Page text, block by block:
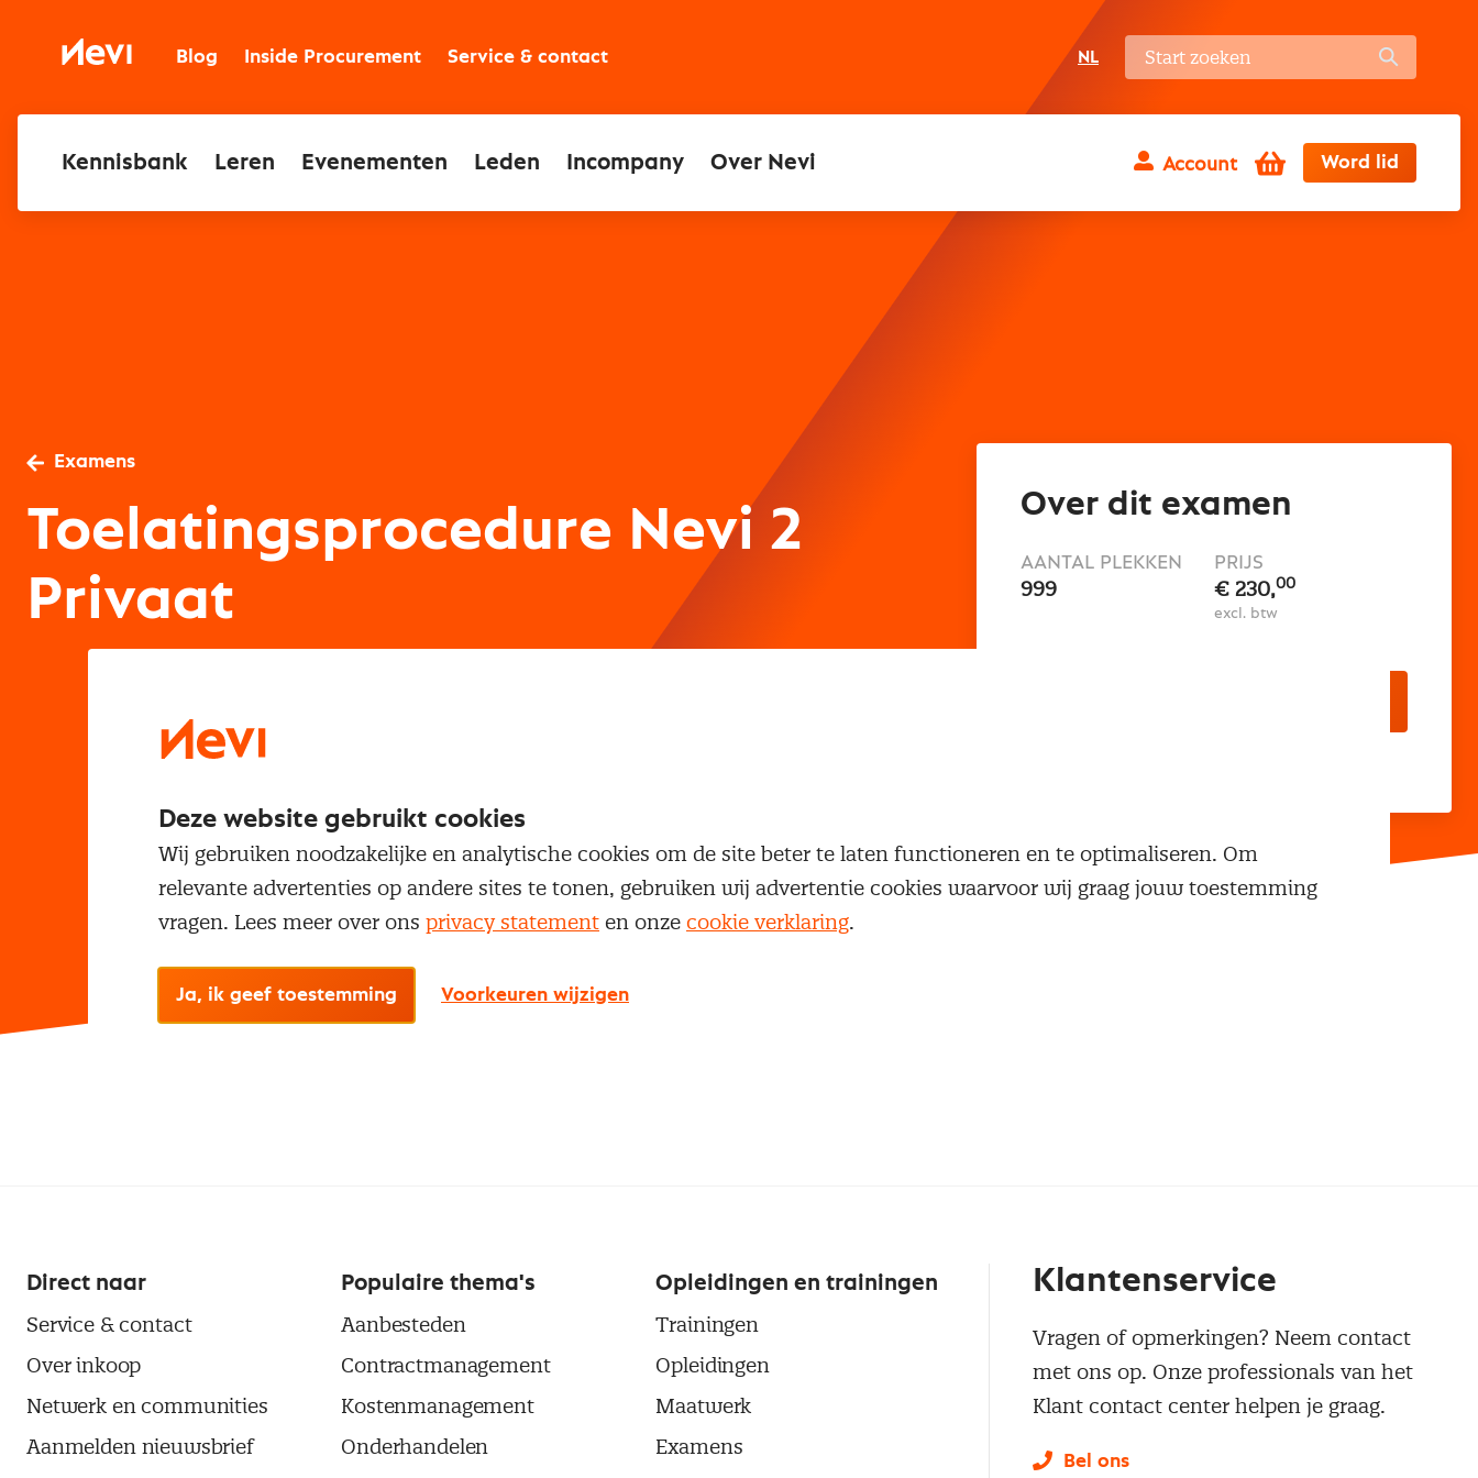
inhoudNevi Blog Inside Procurement Service & contact NL
Kennisbank Leren Evenementen Leden Incompany Over Nevi Account Winkelwagen
Word lid
Examens
Toelatingsprocedure Nevi 2
Privaat
Over dit examen
AANTAL PLEKKEN
999
PRIJS
€ 230,00
excl. btw
Direct naar
Service & contact
Over inkoop
Netwerk en communities
Aanmelden nieuwsbrief
Populaire thema's
Aanbesteden
Contractmanagement
Kostenmanagement
Onderhandelen
Opleidingen en trainingen
Trainingen
Opleidingen
Maatwerk
Examens
Klantenservice
Vragen of opmerkingen? Neem contact
met ons op. Onze professionals van het
Klant contact center helpen je graag.
Bel ons
Deze website gebruikt cookies
Wij gebruiken noodzakelijke en analytische cookies om de site beter te laten functioneren en te optimaliseren. Om
relevante advertenties op andere sites te tonen, gebruiken wij advertentie cookies waarvoor wij graag jouw toestemming
vragen. Lees meer over ons privacy statement en onze cookie verklaring.
Ja, ik geef toestemming Voorkeuren wijzigen